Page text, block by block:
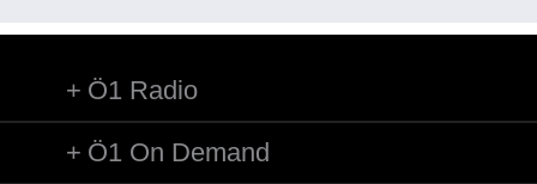
Natur und Landwirtschaft
Ö1 Radio
Ö1 On Demand